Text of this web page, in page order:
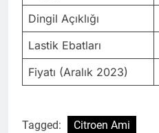
Dingil Açıklığı
Lastik Ebatları
Fiyatı (Aralık 2023)
Tagged:
Citroen Ami